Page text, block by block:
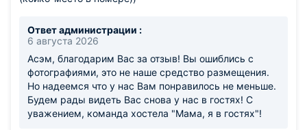
Ответ администрации :
6 августа 2026
Асэм, благодарим Вас за отзыв! Вы ошиблись с
фотографиями, это не наше средство размещения.
Но надеемся что у нас Вам понравилось не меньше.
Будем рады видеть Вас снова у нас в гостях! С
уважением, команда хостела "Мама, я в гостях"!